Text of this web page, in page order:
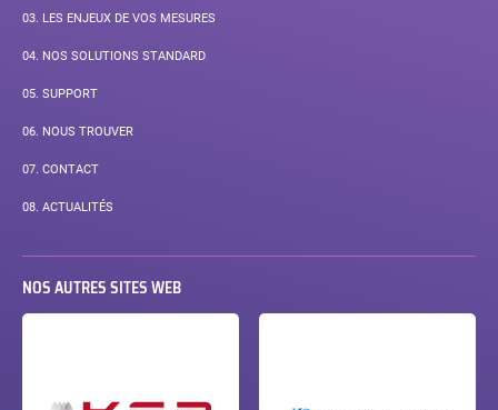
03. LES ENJEUX DE VOS MESURES
04. NOS SOLUTIONS STANDARD
05. SUPPORT
06. NOUS TROUVER
07. CONTACT
08. ACTUALITÉS
NOS AUTRES SITES WEB